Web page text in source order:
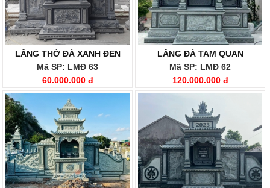
LĂNG THỜ ĐÁ XANH ĐEN
Mã SP: LMĐ 63
60.000.000 đ
LĂNG ĐÁ TAM QUAN
Mã SP: LMĐ 62
120.000.000 đ